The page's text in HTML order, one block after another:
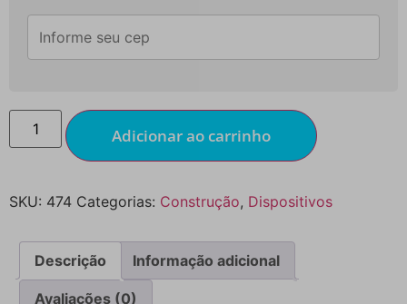
Adicionar ao carrinho
SKU: 474 Categorias: Construção, Dispositivos
Descrição Informação adicional
Avaliações (0)